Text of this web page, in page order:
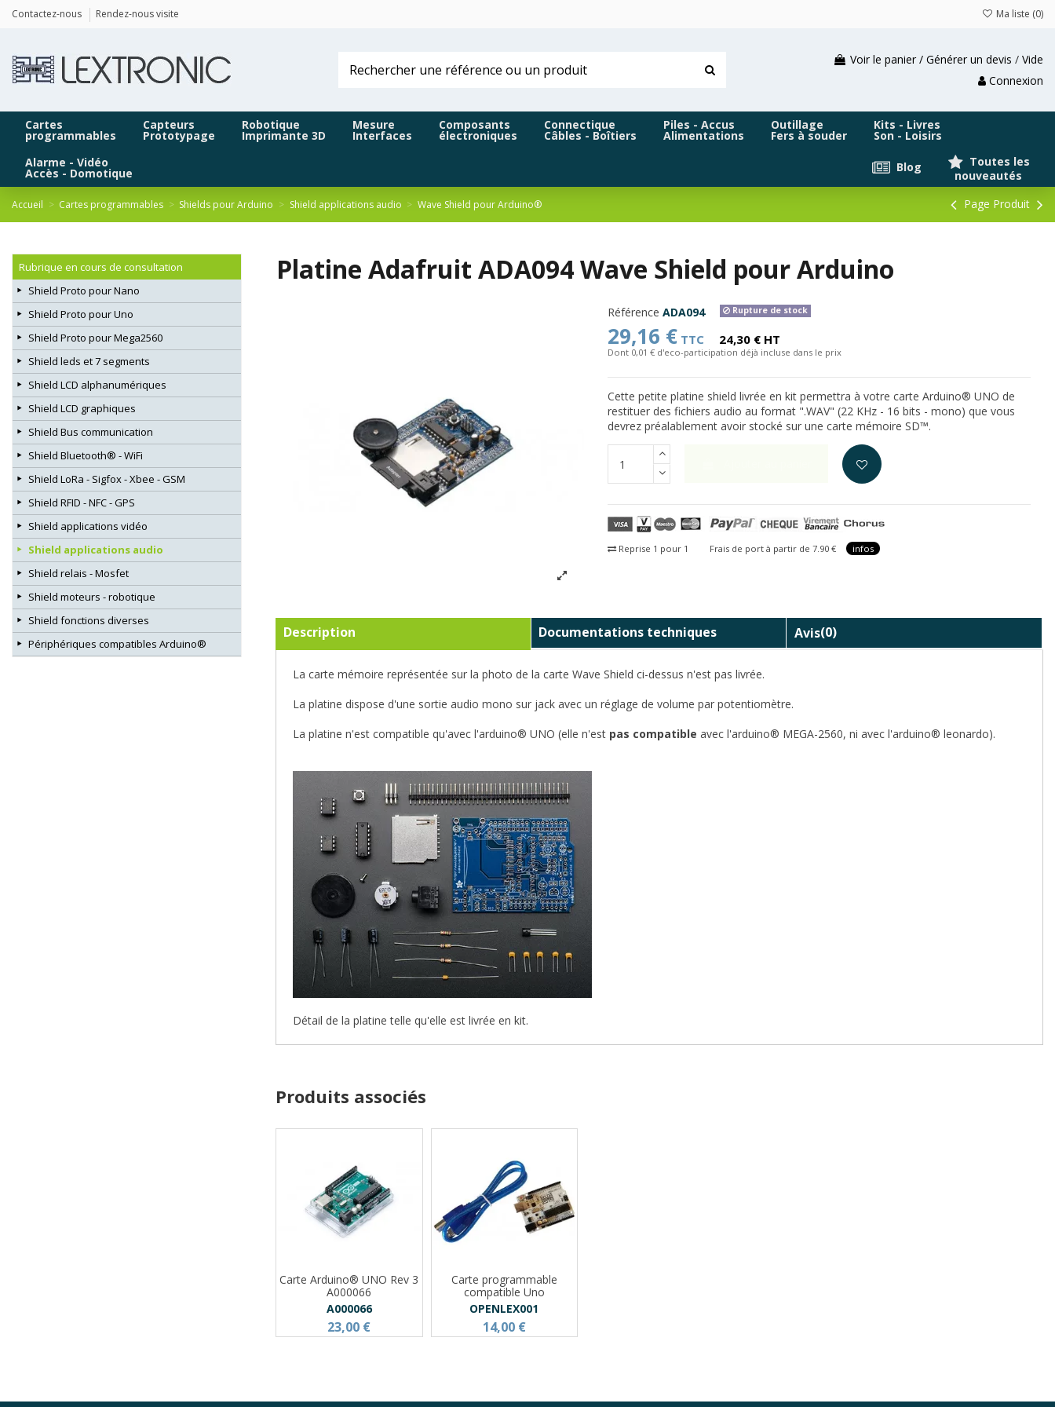
Contactez-nous Rendez-nous visite Ma liste (0)
Voir le panier / Générer un devis / Vide
Connexion
Cartes
programmables
Capteurs
Prototypage
Robotique
Imprimante 3D
Mesure
Interfaces
Composants
électroniques
Connectique
Câbles - Boîtiers
Piles - Accus
Alimentations
Outillage
Fers à souder
Kits - Livres
Son - Loisirs
Alarme - Vidéo
Accès - Domotique
Toutes les
nouveautés
Blog
Accueil Cartes programmables Shields pour Arduino Shield applications audio Wave Shield pour Arduino® Page Produit
Platine Adafruit ADA094 Wave Shield pour Arduino
Référence ADA094 Rupture de stock
29,16 € TTC 24,30 € HT
Dont 0,01 € d'eco-participation déjà incluse dans le prix
Cette petite platine shield livrée en kit permettra à votre carte Arduino® UNO de
restituer des fichiers audio au format ".WAV" (22 KHz - 16 bits - mono) que vous
devrez préalablement avoir stocké sur une carte mémoire SD™.
Reprise 1 pour 1 Frais de port à partir de 7.90 € infos
Description Documentations techniques Avis(0)
La carte mémoire représentée sur la photo de la carte Wave Shield ci-dessus n'est pas livrée.
La platine dispose d'une sortie audio mono sur jack avec un réglage de volume par potentiomètre.
La platine n'est compatible qu'avec l'arduino® UNO (elle n'est pas compatible avec l'arduino® MEGA-2560, ni avec l'arduino® leonardo).
Détail de la platine telle qu'elle est livrée en kit.
Produits associés
Carte Arduino® UNO Rev 3
A000066
A000066
23,00 €
Carte programmable
compatible Uno
OPENLEX001
14,00 €
Rubrique en cours de consultation
Shield Proto pour Nano
Shield Proto pour Uno
Shield Proto pour Mega2560
Shield leds et 7 segments
Shield LCD alphanumériques
Shield LCD graphiques
Shield Bus communication
Shield Bluetooth® - WiFi
Shield LoRa - Sigfox - Xbee - GSM
Shield RFID - NFC - GPS
Shield applications vidéo
Shield applications audio
Shield relais - Mosfet
Shield moteurs - robotique
Shield fonctions diverses
Périphériques compatibles Arduino®
Panneau de gestion des cookies